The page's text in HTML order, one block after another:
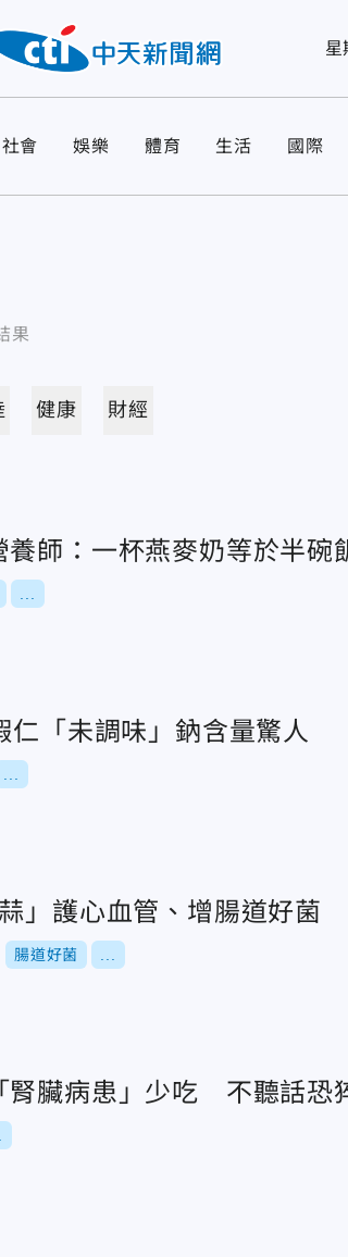
星
社會 娛樂 體育 生活 國際
果
健康 財經
師：一杯燕麥奶等於半碗
「未調味」鈉含量驚人
」護心血管、增腸道好菌
腸道好菌
腎臟病患」少吃 不聽話恐